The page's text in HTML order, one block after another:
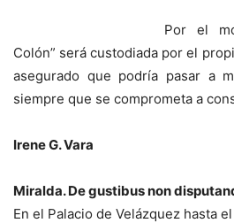
Por el
Colón” será custodiada por el
asegurado que podría pasar a
siempre que se comprometa a
Irene G. Vara
Miralda. De gustibus non
En el Palacio de Velázquez hasta